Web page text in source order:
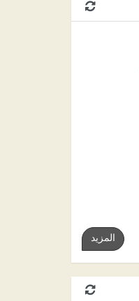
المزيد